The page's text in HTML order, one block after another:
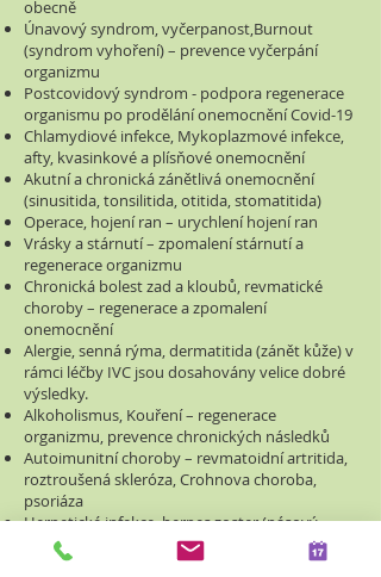
obecně
Únavový syndrom, vyčerpanost,Burnout
(syndrom vyhoření) – prevence vyčerpání
organizmu
Postcovidový syndrom - podpora regenerace
organismu po prodělání onemocnění Covid-19
Chlamydiové infekce, Mykoplazmové infekce,
afty, kvasinkové a plísňové onemocnění
Akutní a chronická zánětlivá onemocnění
(sinusitida, tonsilitida, otitida, stomatitida)
Operace, hojení ran – urychlení hojení ran
Vrásky a stárnutí – zpomalení stárnutí a
regenerace organizmu
Chronická bolest zad a kloubů, revmatické
choroby – regenerace a zpomalení
onemocnění
Alergie, senná rýma, dermatitida (zánět kůže) v
rámci léčby IVC jsou dosahovány velice dobré
výsledky.
Alkoholismus, Kouření – regenerace
organizmu, prevence chronických následků
Autoimunitní choroby – revmatoidní artritida,
roztroušená skleróza, Crohnova choroba,
psoriáza
Herpetické infekce, herpes zoster (pásový
opar) – urychlení hojení ( doplněk antivirové
léčby )